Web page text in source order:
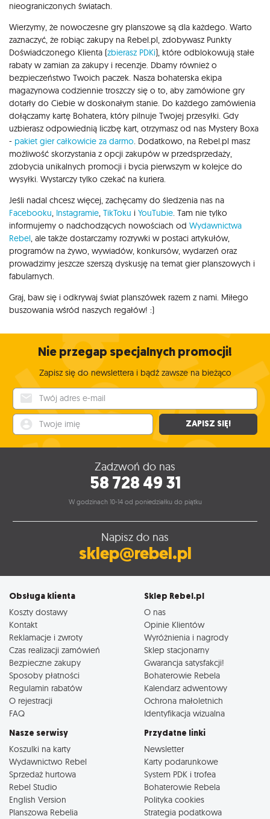
nieograniczonych światach.
Wierzymy, że nowoczesne gry planszowe są dla każdego. Warto
zaznaczyć, że robiąc zakupy na Rebel.pl, zdobywasz Punkty
Doświadczonego Klienta (zbierasz PDKi), które odblokowują stałe
rabaty w zamian za zakupy i recenzje. Dbamy również o
bezpieczeństwo Twoich paczek. Nasza bohaterska ekipa
magazynowa codziennie troszczy się o to, aby zamówione gry
dotarły do Ciebie w doskonałym stanie. Do każdego zamówienia
dołączamy kartę Bohatera, który pilnuje Twojej przesyłki. Gdy
uzbierasz odpowiednią liczbę kart, otrzymasz od nas Mystery Boxa
- pakiet gier całkowicie za darmo. Dodatkowo, na Rebel.pl masz
możliwość skorzystania z opcji zakupów w przedsprzedaży,
zdobycia unikalnych promocji i bycia pierwszym w kolejce do
wysyłki. Wystarczy tylko czekać na kuriera.
Jeśli nadal chcesz więcej, zachęcamy do śledzenia nas na
Facebooku, Instagramie, TikToku i YouTubie. Tam nie tylko
informujemy o nadchodzących nowościach od Wydawnictwa
Rebel, ale także dostarczamy rozrywki w postaci artykułów,
programów na żywo, wywiadów, konkursów, wydarzeń oraz
prowadzimy jeszcze szerszą dyskusję na temat gier planszowych i
fabularnych.
Graj, baw się i odkrywaj świat planszówek razem z nami. Miłego
buszowania wśród naszych regałów! :)
Nie przegap specjalnych promocji!
Zapisz się do newslettera i bądź zawsze na bieżąco
ZAPISZ SIĘ!
Zadzwoń do nas
58 728 49 31
W godzinach 10-14 od poniedziałku do piątku
Napisz do nas
sklep@rebel.pl
Obsługa klienta
Koszty dostawy
Kontakt
Reklamacje i zwroty
Czas realizacji zamówień
Bezpieczne zakupy
Sposoby płatności
Regulamin rabatów
O rejestracji
FAQ
Sklep Rebel.pl
O nas
Opinie Klientów
Wyróżnienia i nagrody
Sklep stacjonarny
Gwarancja satysfakcji!
Bohaterowie Rebela
Kalendarz adwentowy
Ochrona małoletnich
Identyfikacja wizualna
Nasze serwisy
Koszulki na karty
Wydawnictwo Rebel
Sprzedaż hurtowa
Rebel Studio
English Version
Planszowa Rebelia
Przydatne linki
Newsletter
Karty podarunkowe
System PDK i trofea
Bohaterowie Rebela
Polityka cookies
Strategia podatkowa